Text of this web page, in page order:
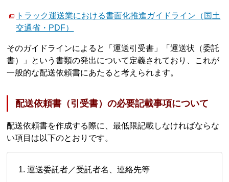
トラック運送業における書面化推進ガイドライン（国土
交通省・PDF）
そのガイドラインによると「運送引受書」「運送状（委託
書）」という書類の発出について定義されており、これが
一般的な配送依頼書にあたると考えられます。
配送依頼書（引受書）の必要記載事項について
配送依頼書を作成する際に、最低限記載しなければならな
い項目は以下のとおりです。
運送委託者／受託者名、連絡先等